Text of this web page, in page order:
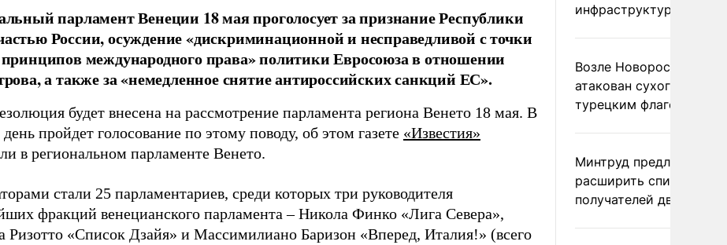
парламент Венеции 18 мая проголосует за признание Республики
России, осуждение «дискриминационной и несправедливой с точки
международного права» политики Евросоюза в отношении
а также за «немедленное снятие антироссийских санкций ЕС».
будет внесена на рассмотрение парламента региона Венето 18 мая. В
пройдет голосование по этому поводу, об этом газете «Известия»
в региональном парламенте Венето.
стали 25 парламентариев, среди которых три руководителя
фракций венецианского парламента – Никола Финко «Лига Севера»,
Ризотто «Список Дзайя» и Массимилиано Баризон «Вперед, Италия!» (всего
инфраструктуры
Возле Новороссийска
атакован сухогруз под
турецким флагом
Минтруд предложил
расширить список
получателей двух